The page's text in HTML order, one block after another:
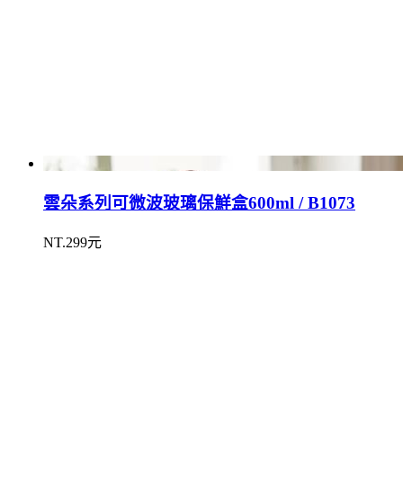
雲朵系列可微波玻璃保鮮盒600ml / B1073
NT.299元